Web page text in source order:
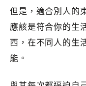
但是，適合別人的
應該是符合你的生
西，在不同人的生
能。